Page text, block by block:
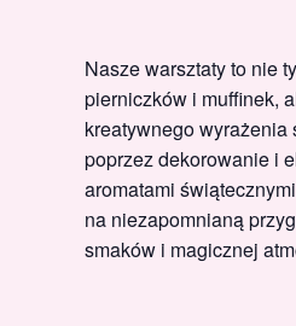
Nasze warsztaty to nie
pierniczków i muffinek,
kreatywnego
poprzez dekorowanie i
aromatami
na niezapomnianą
smaków i magicznej